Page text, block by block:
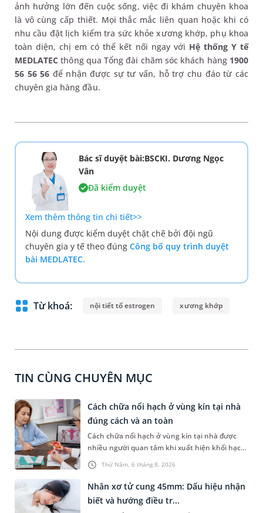
ảnh hưởng lớn đến cuộc sống, việc đi khám chuyên khoa
là vô cùng cấp thiết. Mọi thắc mắc liên quan hoặc khi có
nhu cầu đặt lịch kiểm tra sức khỏe xương khớp, phụ khoa
toàn diện, chị em có thể kết nối ngay với Hệ thống Y tế
MEDLATEC thông qua Tổng đài chăm sóc khách hàng 1900
56 56 56 để nhận được sự tư vấn, hỗ trợ chu đáo từ các
chuyên gia hàng đầu.
Bác sĩ duyệt bài:BSCKI. Dương Ngọc
Vân
Đã kiểm duyệt
Xem thêm thông tin chi tiết>>
Nội dung được kiểm duyệt chặt chẽ bởi đội ngũ
chuyên gia y tế theo đúng Công bố quy trình duyệt
bài MEDLATEC.
Từ khoá: nội tiết tố estrogen xương khớp
TIN CÙNG CHUYÊN MỤC
Thứ Năm, 6 tháng 8, 2026
Cách chữa nổi hạch ở vùng kín tại nhà
đúng cách và an toàn
Cách chữa nổi hạch ở vùng kín tại nhà được
nhiều người quan tâm khi xuất hiện khối hạch
nhỏ ở vùng bẹn hoặc cơ quan sinh dục. Nếu
hạch mới xuất hiện, kích thước nhỏ và chưa
kèm dấu hiệu bất thường, áp dụng biện pháp
chăm sóc phù hợp có thể góp phần làm giảm
cảm giác khó chịu. Tuy nhiên, không phải
Nhân xơ tử cung 45mm: Dấu hiệu nhận
biết và hướng điều tr...